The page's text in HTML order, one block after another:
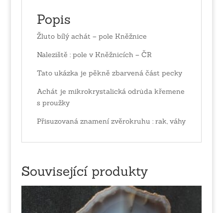
Popis
Žluto bílý achát – pole Kněžnice
Naleziště : pole v Kněžnicích – ČR
Tato ukázka je pěkně zbarvená část pecky
Achát je mikrokrystalická odrůda křemene
s proužky
Přisuzovaná znamení zvěrokruhu : rak, váhy
Související produkty